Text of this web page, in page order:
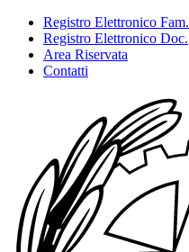
Registro Elettronico Fam.
Registro Elettronico Doc.
Area Riservata
Contatti